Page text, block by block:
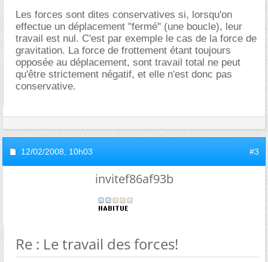
Les forces sont dites conservatives si, lorsqu'on
effectue un déplacement "fermé" (une boucle), leur
travail est nul. C'est par exemple le cas de la force de
gravitation. La force de frottement étant toujours
opposée au déplacement, sont travail total ne peut
qu'être strictement négatif, et elle n'est donc pas
conservative.
12/02/2008, 10h03 #3
invitef86af93b
Re : Le travail des forces!